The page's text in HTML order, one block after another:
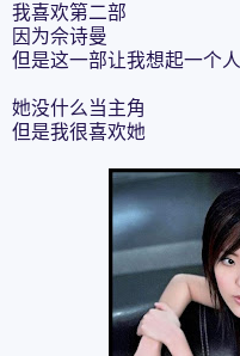
我喜欢第二部
因为佘诗曼
但是这一部让我想起一个人
她没什么当主角
但是我很喜欢她